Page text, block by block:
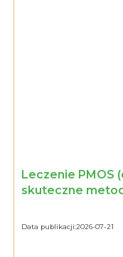
Leczenie PMOS
skuteczne
Data publikacji:2026-07-21